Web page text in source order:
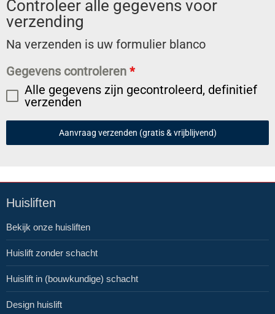
Controleer alle gegevens voor
verzending
Na verzenden is uw formulier blanco
Gegevens controleren *
Alle gegevens zijn gecontroleerd, definitief
verzenden
Aanvraag verzenden (gratis & vrijblijvend)
Huisliften
Bekijk onze huisliften
Huislift zonder schacht
Huislift in (bouwkundige) schacht
Design huislift